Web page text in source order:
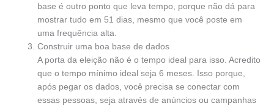
base é outro ponto que leva tempo, porque não dá para
mostrar tudo em 51 dias, mesmo que você poste em
uma frequência alta.
Construir uma boa base de dados
A porta da eleição não é o tempo ideal para isso. Acredito
que o tempo mínimo ideal seja 6 meses. Isso porque,
após pegar os dados, você precisa se conectar com
essas pessoas, seja através de anúncios ou campanhas